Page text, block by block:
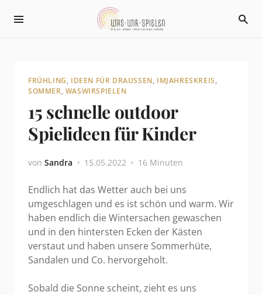
FRÜHLING, IDEEN FÜR DRAUSSEN , IMJAHRESKREIS,
SOMMER, WASWIRSPIELEN
15 schnelle outdoor
Spielideen für Kinder
von Sandra 15.05.2022 16 Minuten
Endlich hat das Wetter auch bei uns
umgeschlagen und es ist schön und warm. Wir
haben endlich die Wintersachen gewaschen
und in den hintersten Ecken der Kästen
verstaut und haben unsere Sommerhüte,
Sandalen und Co. hervorgeholt.
Sobald die Sonne scheint, zieht es uns